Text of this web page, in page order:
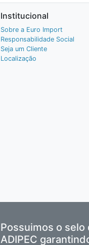
Institucional
Sobre a Euro Import
Responsabilidade Social
Seja um Cliente
Localização
Possuimos o selo
ADIPEC